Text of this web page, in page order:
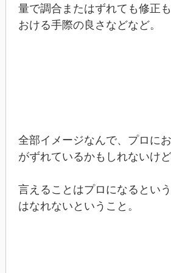
量で調合またはずれても修正
おける手際の良さなどなど。
全部イメージなんで、プロに
がずれているかもしれないけど
言えることはプロになるとい
はなれないということ。